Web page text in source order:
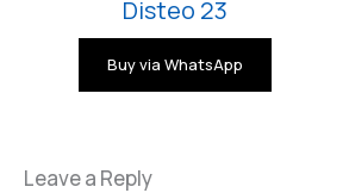
Disteo 23
Buy via WhatsApp
Leave a Reply